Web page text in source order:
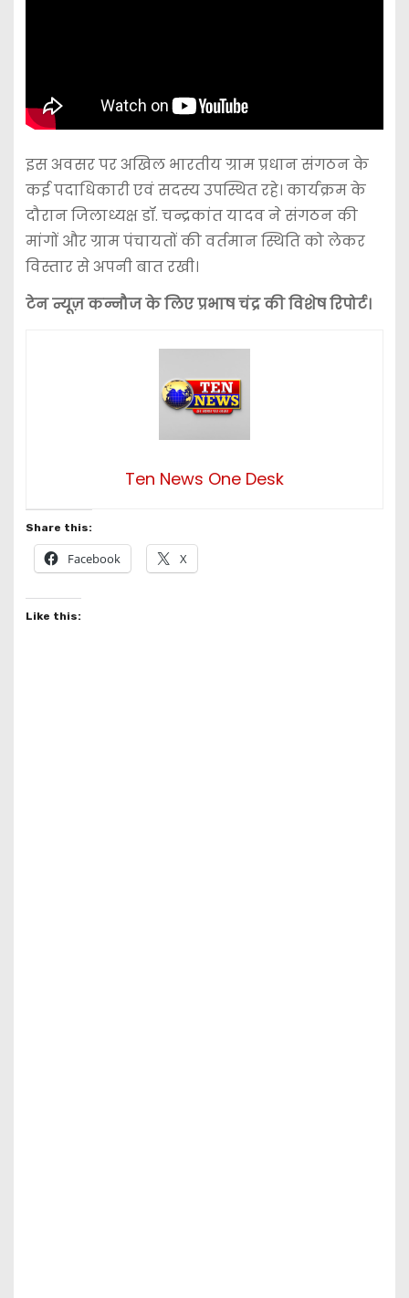
इस अवसर पर अखिल भारतीय ग्राम प्रधान संगठन के
कई पदाधिकारी एवं सदस्य उपस्थित रहे। कार्यक्रम के
दौरान जिलाध्यक्ष डॉ. चन्द्रकांत यादव ने संगठन की
मांगों और ग्राम पंचायतों की वर्तमान स्थिति को लेकर
विस्तार से अपनी बात रखी।
टेन न्यूज़ कन्नौज के लिए प्रभाष चंद्र की विशेष रिपोर्ट।
Ten News One Desk
Share this:
Facebook X
Like this: